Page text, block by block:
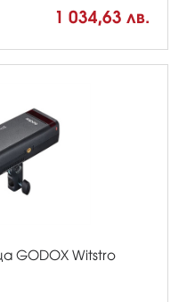
1 034,63 лв.
GODOX Witstro